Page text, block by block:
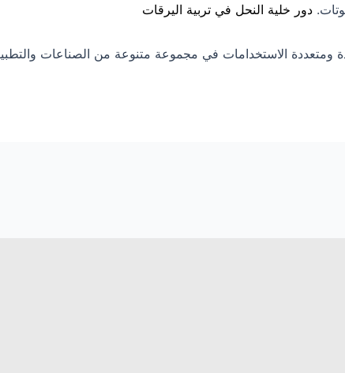
دور خلية النحل في تربية اليرقات
الاستخدامات في مجموعة متنوعة من الصناعات